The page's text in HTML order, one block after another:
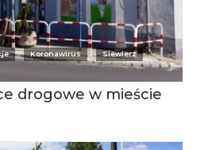
Koronawirus Siewierz
drogowe w mieście